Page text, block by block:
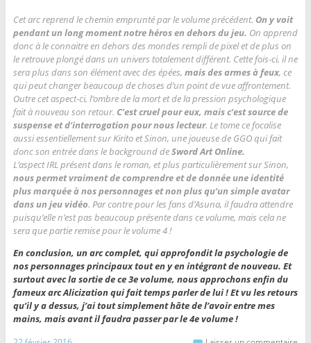
Cet arc reprend le chemin emprunté par le volume précédent. On y voit
pendant un long moment notre héros en dehors du jeu. On apprend
donc à le connaitre en dehors des mondes rempli de pixel et de plus on
le retrouve plongé dans un univers totalement différent. Cette fois-ci, il ne
sera plus dans son élément avec des épées, mais des armes à feux, ce
qui peut changer beaucoup de choses d’un point de vue affrontement.
Outre cet aspect-ci, l’ombre de la mort et de la pression psychologique
fait à nouveau son retour. C’est cruel pour eux, mais c’est source de
suspense et d’interrogation pour nous lecteur. Le tome ce focalise
aussi essentiellement sur Kirito et Sinon, une joueuse de GGO qui fait
donc son entrée dans le background deSword Art Online.
L’aspect IRL présent dans le roman, et plus particulièrement sur Sinon,
nous permet vraiment de comprendre et de donnée une identité
plus marquée à nos personnages et non plus qu’un simple avatar
dans un jeu vidéo. Par contre pour les fans d’Asuna, il faudra attendre
puisqu’elle n’est pas beaucoup présente dans ce volume, mais cela ne
sera que partie remise pour le volume 4 !
En conclusion, un arc complet, qui approfondit la psychologie de
nos personnages principaux tout en y en intégrant de nouveau. Et
surtout avec la sortie de ce 3e volume, nous approchons enfin du
fameux arc Alicization qui fait temps parler de lui ! Et vu les retours
qu’il y a dessus, j’ai tout simplement hâte de l’avoir entre mes
mains, mais avant il faudra passer par le 4e volume !